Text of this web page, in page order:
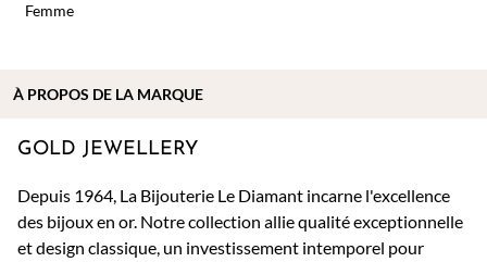
Femme
GOLD JEWELLERY
Depuis 1964, La Bijouterie Le Diamant incarne l'excellence
des bijoux en or. Notre collection allie qualité exceptionnelle
et design classique, un investissement intemporel pour
À PROPOS DE LA MARQUE